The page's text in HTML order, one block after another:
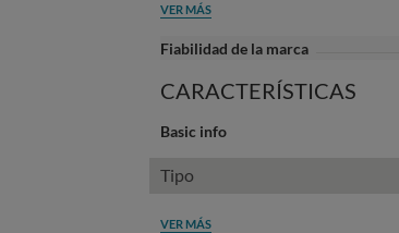
VER MÁS
Fiabilidad de la marca
CARACTERÍSTICAS
Basic info
Tipo
VER MÁS